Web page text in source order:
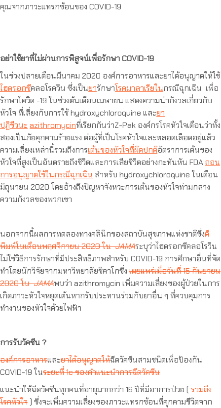
คุณจากภาวะแทรกซ้อนของ COVID-19
อย่าใช้ยาที่ไม่ผ่านการพิสูจน์เพื่อรักษา COVID-19
ในช่วงปลายเดือนมีนาคม 2020 องค์การอาหารและยาได้อนุญาตให้ใช้
ไฮดรอกซีคลอโรควิน ซึ่งเป็นยารักษาโรคมาลาเรียในกรณีฉุกเฉิน เพื่อ
รักษาโควิด -19 ในช่วงต้นเดือนเมษายน แสดงความน่ากังวลเกี่ยวกับ
หัวใจ ที่เสี่ยงกับการใช้ hydroxychloroquine และยา
ปฏิชีวนะazithromycinที่เรียกกันว่าZ-Pak องค์กรโรคหัวใจเตือนว่าทั้ง
สองเป็นภัยคุกคามร้ายแรง ต่อผู้ที่เป็นโรคหัวใจและหลอดเลือดอยู่แล้ว
ความเสี่ยงเหล่านี้รวมถึงการเต้นของหัวใจที่ผิดปกติอัตราการเต้นของ
หัวใจที่สูงเป็นอันตรายถึงชีวิตและการเสียชีวิตอย่างกะทันหัน FDAถอน
การอนุญาตใช้ในกรณีฉุกเฉิน สำหรับ hydroxychloroquine ในเดือน
มิถุนายน 2020 โดยอ้างถึงปัญหาจังหวะการเต้นของหัวใจท่ามกลาง
ความกังวลของพวกเขา
นอกจากนี้ผลการทดลองทางคลินิกของสถาบันสุขภาพแห่งชาติซึ่งตี
พิมพ์ในเดือนพฤศจิกายน 2020 ในJAMAระบุว่าไฮดรอกซีคลอโรวิน
ไม่ใช่วิธีการรักษาที่มีประสิทธิภาพสำหรับ COVID-19 การศึกษาอื่นที่จัด
ทำโดยนักวิจัยจากมหาวิทยาลัยชิคาโกซึ่ง เผยแพร่เมื่อวันที่ 15 กันยายน
2020 ในJAMAพบว่า azithromycin เพิ่มความเสี่ยงของผู้ป่วยในการ
เกิดภาวะหัวใจหยุดเต้นหากรับประทานร่วมกับยาอื่น ๆ ที่ควบคุมการ
ทำงานของหัวใจด้วยไฟฟ้า
การรับวัคซีน ?
องค์การอาหารและยาได้อนุญาตให้ฉีดวัคซีนสามชนิดเพื่อป้องกัน
COVID-19 ในระยะที่ 1c ของคำแนะนำการฉีดวัคซีน
แนะนำให้ฉีดวัคซีนทุกคนที่อายุมากกว่า 16 ปีที่มีอาการป่วย (รวมถึง
โรคหัวใจ) ซึ่งจะเพิ่มความเสี่ยงของภาวะแทรกซ้อนที่คุกคามชีวิตจาก